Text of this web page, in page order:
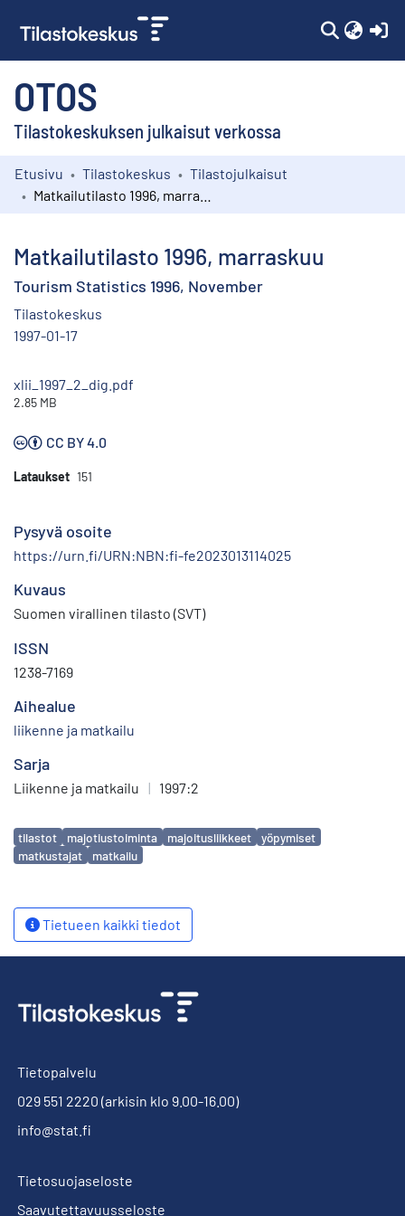
OTOS
Tilastokeskuksen julkaisut verkossa
Kokoelmat
Etusivu Tilastokeskus
Tilastojulkaisut
Matkailutilasto 1996, marraskuu
Tourism Statistics 1996, November
Tilastokeskus
1997-01-17
xlii_1997_2_dig.pdf
2.85 MB
CC BY 4.0
Lataukset 151
Pysyvä osoite
https://urn.fi/URN:NBN:fi-fe2023013114025
Kuvaus
Suomen virallinen tilasto (SVT)
ISSN
1238-7169
Aihealue
liikenne ja matkailu
Sarja
Liikenne ja matkailu | 1997:2
Avainsanat
tilastot majotiustoiminta majoitusliikkeet
yöpymiset
matkustajat
matkailu
Tietueen kaikki tiedot
Tietopalvelu
029 551 2220 (arkisin klo 9.00-16.00)
info@stat.fi
Tietosuojaseloste
Saavutettavuusseloste